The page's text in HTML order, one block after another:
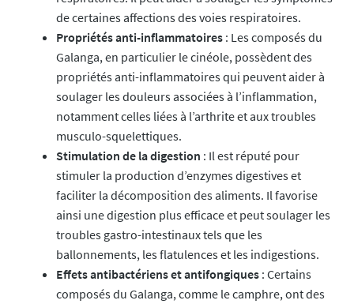
de certaines affections des voies respiratoires.
Propriétés anti-inflammatoires: Les composés du
Galanga, en particulier le cinéole, possèdent des
propriétés anti-inflammatoires qui peuvent aider à
soulager les douleurs associées à l’inflammation,
notamment celles liées à l’arthrite et aux troubles
musculo-squelettiques.
Stimulation de la digestion : Il est réputé pour
stimuler la production d’enzymes digestives et
faciliter la décomposition des aliments. Il favorise
ainsi une digestion plus efficace et peut soulager les
troubles gastro-intestinaux tels que les
ballonnements, les flatulences et les indigestions.
Effets antibactériens et antifongiques: Certains
composés du Galanga, comme le camphre, ont des